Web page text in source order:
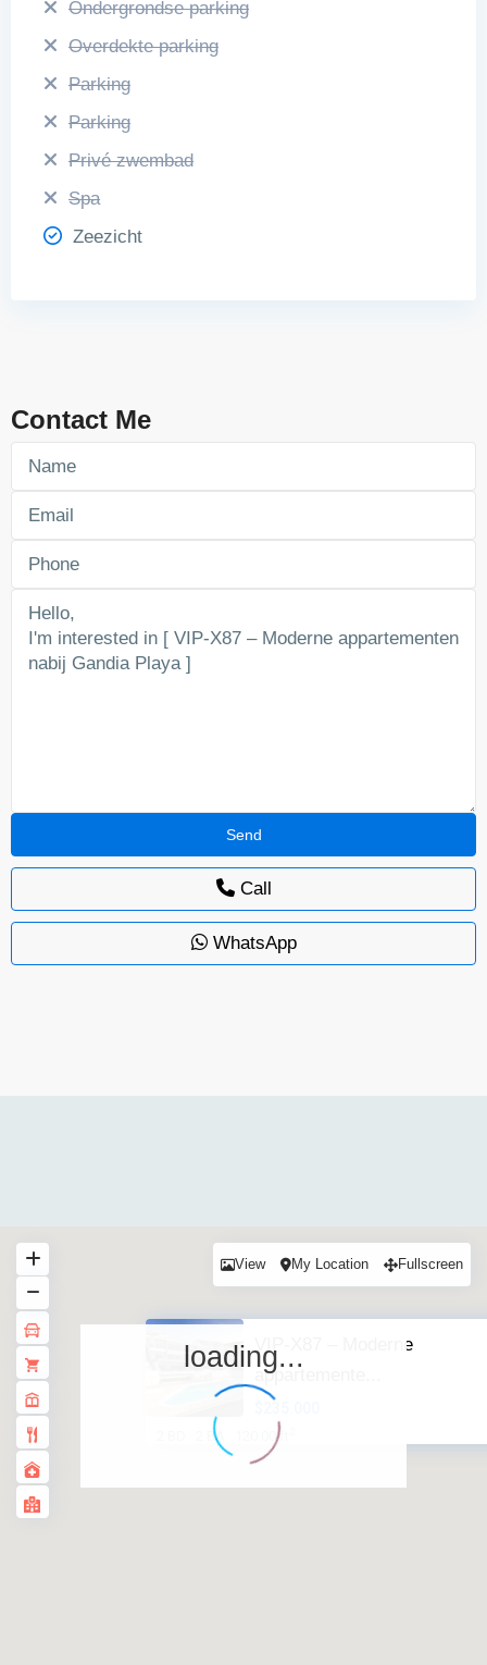
Ondergrondse parking
Overdekte parking
Parking
Parking
Privé zwembad
Spa
Zeezicht
Contact Me
Call
WhatsApp
VIP-X87 – Moderne
appartemente...
2 BA 120.00 ft
loading...
View My Location Fullscreen